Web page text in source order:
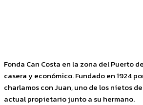
Fonda Can Costa en la zona del Puerto
casera y económico. Fundado en 1924
charlamos con Juan, uno de los nietos
actual propietario junto a su hermano.